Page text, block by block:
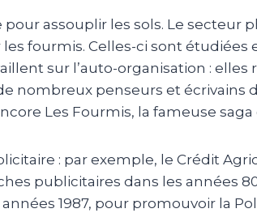
pour assouplir les sols. Le secteur
fourmis. Celles-ci sont étudiées
sur l’auto-organisation : elles
nombreux penseurs et écrivains
Les Fourmis, la fameuse saga
: par exemple, le Crédit
publicitaires dans les années
1987, pour promouvoir la